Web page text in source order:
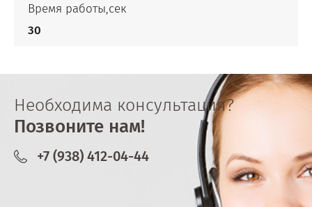
Время работы,сек
30
Необходима консультация?
Позвоните нам!
+7 (938) 412-04-44